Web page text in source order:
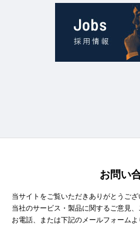
お問い
当サイトをご覧いただきありがとうござ
当社のサービス・製品に関するご意見、
お電話、または下記のメールフォームよ